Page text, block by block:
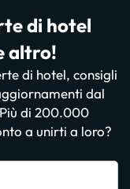
di hotel
altro!
di hotel, consigli
dal
di 200.000
a unirti a loro?